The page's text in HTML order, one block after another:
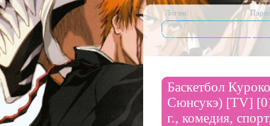
Логин:
Баскетбол
Сюнсукэ) [TV]
г., комедия,